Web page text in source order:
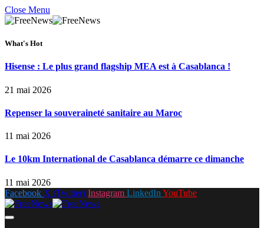
Close Menu
What's Hot
Hisense : Le plus grand flagship MEA est à Casablanca !
21 mai 2026
Repenser la souveraineté sanitaire au Maroc
11 mai 2026
Le 10km International de Casablanca démarre ce dimanche
11 mai 2026
Facebook X (Twitter) Instagram LinkedIn YouTube